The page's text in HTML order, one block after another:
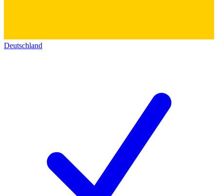
Deutschland